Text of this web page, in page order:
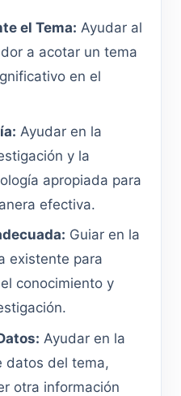
el Tema: Ayudar al
a acotar un tema
en el
Ayudar en la
y la
apropiada para
efectiva.
Guiar en la
existente para
conocimiento y
Ayudar en la
datos del tema,
otra información